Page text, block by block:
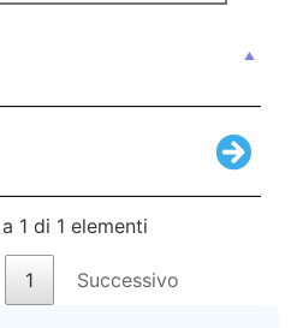
1 di 1 elementi
1 Successivo